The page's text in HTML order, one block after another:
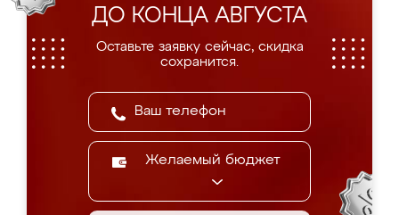
ДО КОНЦА АВГУСТА
Оставьте заявку сейчас, скидка
сохранится.
Желаемый бюджет